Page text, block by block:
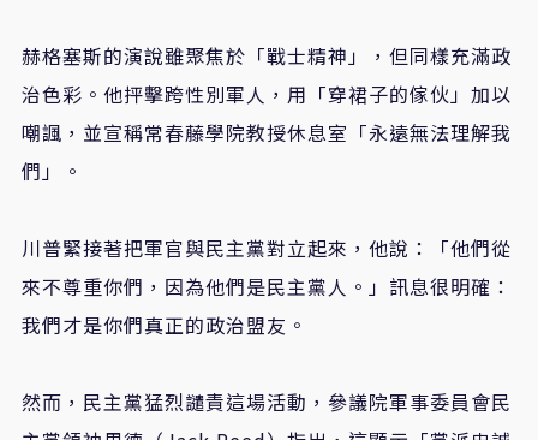
赫格塞斯的演說雖聚焦於「戰士精神」，但同樣充滿政
治色彩。他抨擊跨性別軍人，用「穿裙子的傢伙」加以
嘲諷，並宣稱常春藤學院教授休息室「永遠無法理解我
們」。
川普緊接著把軍官與民主黨對立起來，他說：「他們從
來不尊重你們，因為他們是民主黨人。」訊息很明確：
我們才是你們真正的政治盟友。
然而，民主黨猛烈譴責這場活動，參議院軍事委員會民